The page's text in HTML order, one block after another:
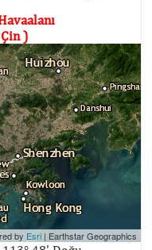
)
by Esri | Earthstar Geographics